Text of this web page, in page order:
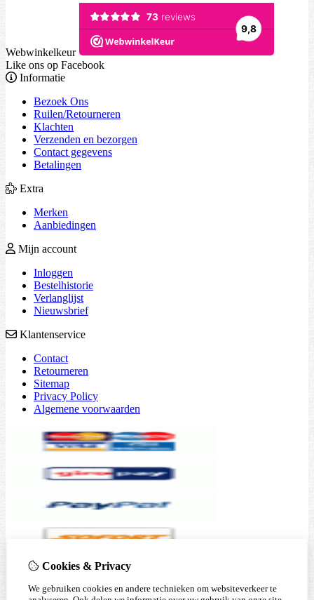
Webwinkelkeur
Like ons op Facebook
Informatie
Bezoek Ons
Ruilen/Retourneren
Klachten
Verzenden en bezorgen
Contact gegevens
Betalingen
Extra
Merken
Aanbiedingen
Mijn account
Inloggen
Bestelhistorie
Verlanglijst
Nieuwsbrief
Klantenservice
Contact
Retourneren
Sitemap
Privacy Policy
Algemene voorwaarden
Cookies & Privacy
We gebruiken cookies en andere technieken om websiteverkeer te